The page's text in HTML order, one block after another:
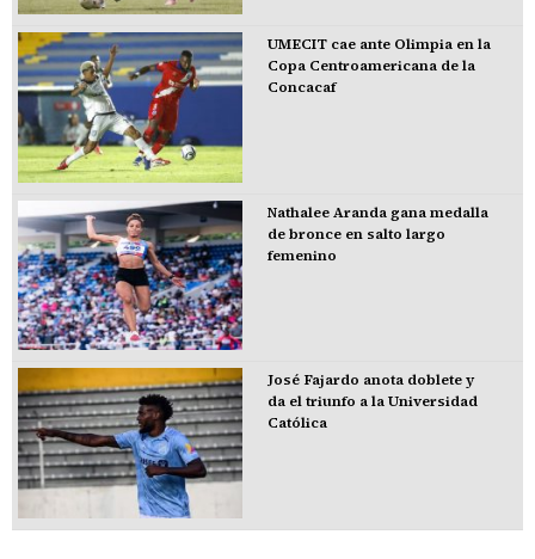
UMECIT cae ante Olimpia en la
Copa Centroamericana de la
Concacaf
Nathalee Aranda gana medalla
de bronce en salto largo
femenino
José Fajardo anota doblete y
da el triunfo a la Universidad
Católica